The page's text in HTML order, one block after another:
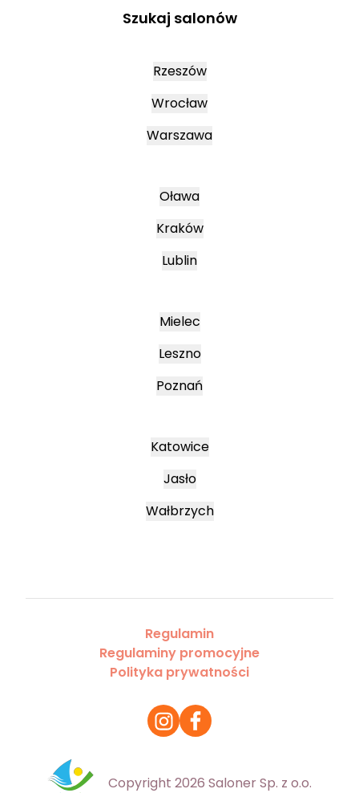
Szukaj salonów
Rzeszów
Wrocław
Warszawa
Oława
Kraków
Lublin
Mielec
Leszno
Poznań
Katowice
Jasło
Wałbrzych
Regulamin
Regulaminy promocyjne
Polityka prywatności
Copyright 2026 Saloner Sp. z o.o.